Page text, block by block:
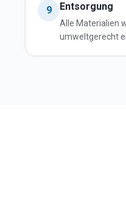
9 Entsorgung
Alle Materialien
umweltgerecht